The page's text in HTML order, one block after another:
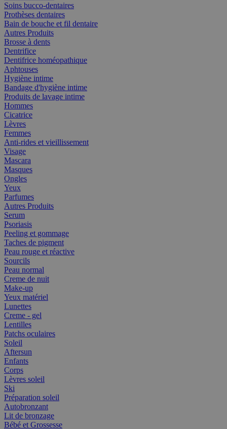
Soins bucco-dentaires
Prothèses dentaires
Bain de bouche et fil dentaire
Autres Produits
Brosse à dents
Dentrifice
Dentifrice homéopathique
Aphtouses
Hygiène intime
Bandage d'hygiène intime
Produits de lavage intime
Hommes
Cicatrice
Lèvres
Femmes
Anti-rides et vieillissement
Visage
Mascara
Masques
Ongles
Yeux
Parfumes
Autres Produits
Serum
Psoriasis
Peeling et gommage
Taches de pigment
Peau rouge et réactive
Sourcils
Peau normal
Creme de nuit
Make-up
Yeux matériel
Lunettes
Creme - gel
Lentilles
Patchs oculaires
Soleil
Aftersun
Enfants
Corps
Lèvres soleil
Ski
Préparation soleil
Autobronzant
Lit de bronzage
Bébé et Grossesse